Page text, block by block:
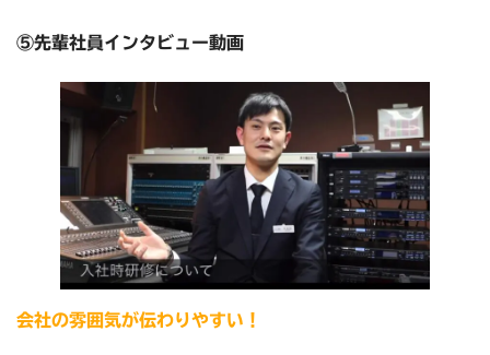
⑤先輩社員インタビュー動画
会社の雰囲気が伝わりやすい！